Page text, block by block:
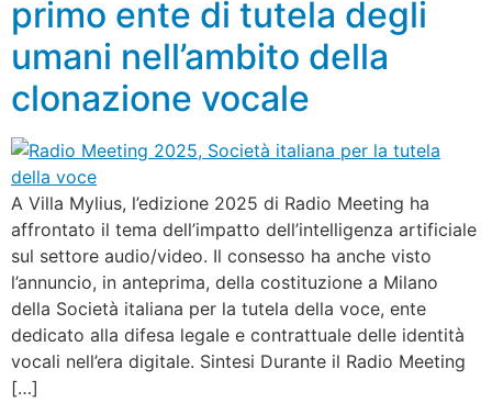
primo ente di tutela degli
umani nell’ambito della
clonazione vocale
A Villa Mylius, l’edizione 2025 di Radio Meeting ha
affrontato il tema dell’impatto dell’intelligenza artificiale
sul settore audio/video. Il consesso ha anche visto
l’annuncio, in anteprima, della costituzione a Milano
della Società italiana per la tutela della voce, ente
dedicato alla difesa legale e contrattuale delle identità
vocali nell’era digitale. Sintesi Durante il Radio Meeting
[…]